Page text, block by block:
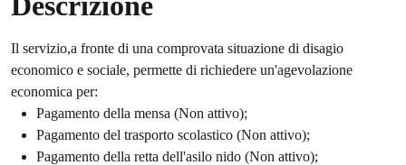
Il servizio,a fronte di una comprovata situazione di disagio
economico e sociale, permette di richiedere un'agevolazione
economica per:
Pagamento della mensa (Non attivo);
Pagamento del trasporto scolastico (Non attivo);
Pagamento della retta dell'asilo nido (Non attivo);